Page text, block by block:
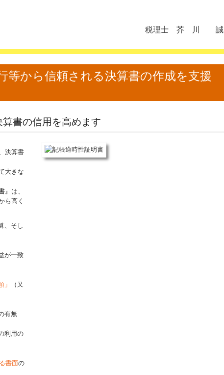
税理士 芥 川 誠
等から信頼される決算書の作成を支援
算書の信用を高めます
決算書
大きな
』 は、
ら高く
、そし
が一致
」
（又
有無
利用の
書面の